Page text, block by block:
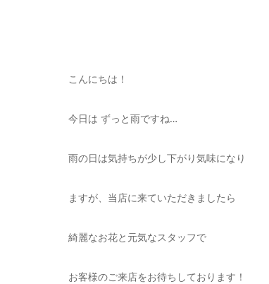
こんにちは！
今日は ずっと雨ですね…
雨の日は気持ちが少し下がり気味になり
ますが、当店に来ていただきましたら
綺麗なお花と元気なスタッフで
お客様のご来店をお待ちしております！